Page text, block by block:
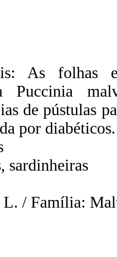
As folhas
Puccinia
de pústulas
por diabéticos.
sardinheiras
/ Família: